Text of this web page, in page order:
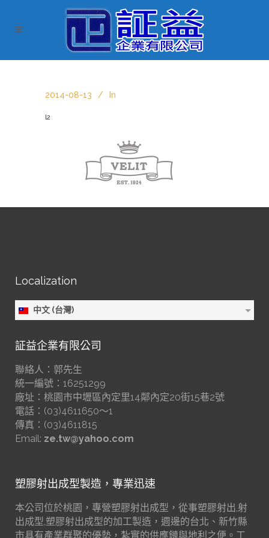
2014-08-13 In
l2
Localization
中文 (台灣)
証益企業有限公司
聯絡人：郭先生
統一編號：16251299
廠址：桃園市中壢區內定里14鄰內定20街15巷2號
電話：(03)4611650～1
傳真：(03)4611815
Email: ze.tw@yahoo.com
塑膠射出成型製造，專業迅速
本公司位於桃園，專營塑膠射出成型，從事塑膠射出,射
出成型,塑膠射出成型的加工製造，週邊的台北、新竹縣
市具有產業群聚的優勢，紮實的供應鏈與地利之便。工